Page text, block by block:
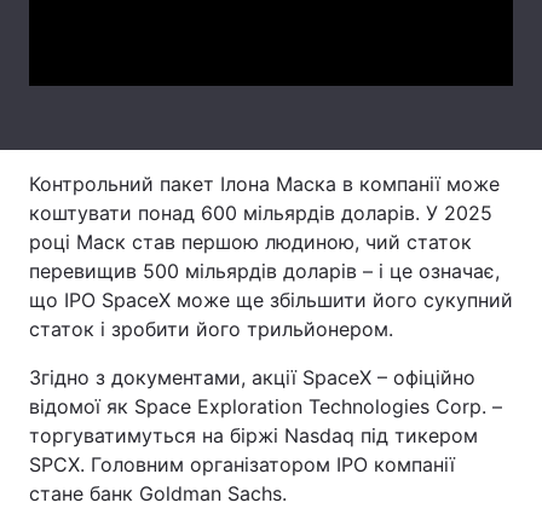
Тема оформлення
Контрольний пакет Ілона Маска в компанії може
коштувати понад 600 мільярдів доларів. У 2025
році Маск став першою людиною, чий статок
перевищив 500 мільярдів доларів – і це означає,
що IPO SpaceX може ще збільшити його сукупний
статок і зробити його трильйонером.
Згідно з документами, акції SpaceX – офіційно
відомої як Space Exploration Technologies Corp. –
торгуватимуться на біржі Nasdaq під тикером
SPCX. Головним організатором IPO компанії
стане банк Goldman Sachs.